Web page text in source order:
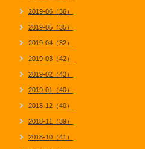
2019-06（36）
2019-05（35）
2019-04（32）
2019-03（42）
2019-02（43）
2019-01（40）
2018-12（40）
2018-11（39）
2018-10（41）